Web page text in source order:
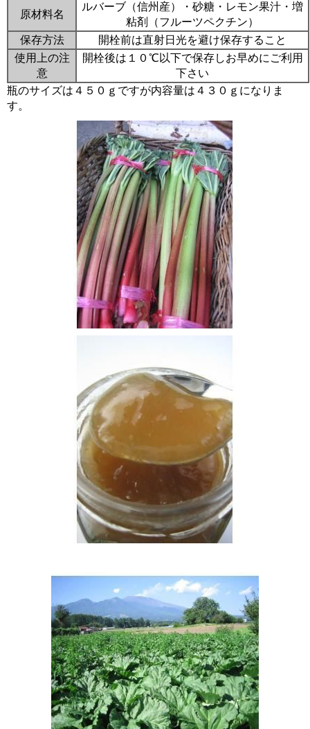
原材料名
ルバーブ（信州産）・砂糖・レモン果汁・増
粘剤（フルーツペクチン）
保存方法
開栓前は直射日光を避け保存すること
使用上の注
意
開栓後は１０℃以下で保存しお早めにご利用
下さい
瓶のサイズは４５０ｇですが内容量は４３０ｇになりま
す。